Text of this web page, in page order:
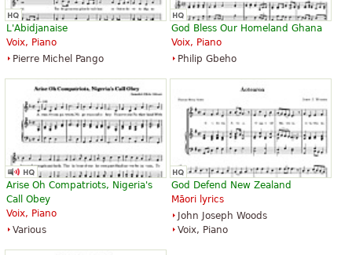
L'Abidjanaise
Voix, Piano
Pierre Michel Pango
God Bless Our Homeland Ghana
Voix, Piano
Philip Gbeho
Arise Oh Compatriots, Nigeria's
Call Obey
Voix, Piano
Various
God Defend New Zealand
Māori lyrics
John Joseph Woods
Voix, Piano